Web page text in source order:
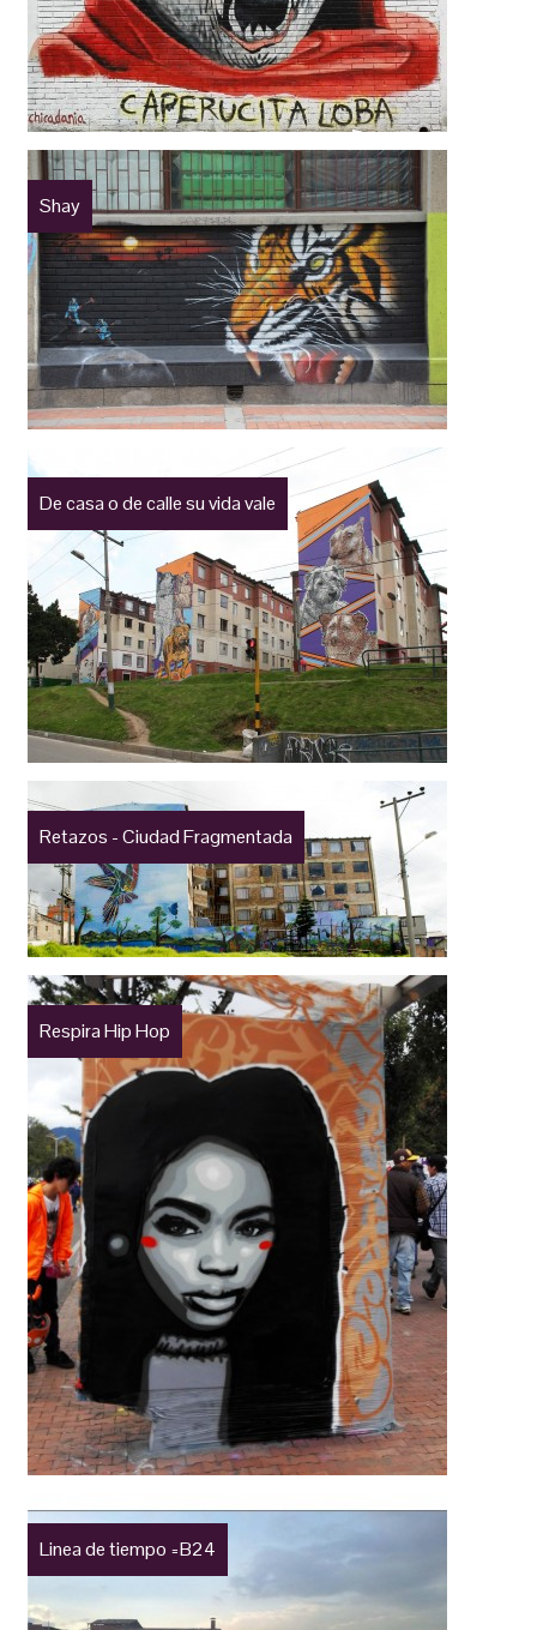
Shay
De casa o de calle su vida vale
Retazos - Ciudad Fragmentada
Respira Hip Hop
Linea de tiempo =B24